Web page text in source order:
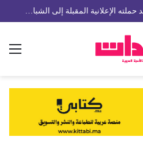
مع « The Next Ad » ، إنوي يُسند حملته الإعلانية المقبلة إلى الشباب المغربي